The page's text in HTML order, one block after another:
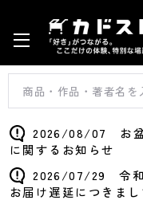
2026/08/07 お盆
に関するお知らせ
2026/07/29 令和
お届け遅延につきまし